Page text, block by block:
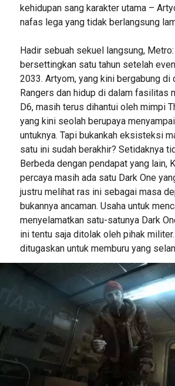
kehidupan sang karakter utama –
nafas lega yang tidak berlangsung
Hadir sebuah sekuel langsung,
bersettingkan satu tahun setelah
2033. Artyom, yang kini bergabung di
Rangers dan hidup di dalam fasilitas
D6, masih terus dihantui oleh mimpi
yang kini seolah berupaya
untuknya. Tapi bukankah eksisteksi
satu ini sudah berakhir? Setidaknya
Berbeda dengan pendapat yang lain,
percaya masih ada satu Dark One
justru melihat ras ini sebagai masa
bukannya ancaman. Usaha untuk
menyelamatkan satu-satunya Dark
ini tentu saja ditolak oleh pihak
ditugaskan untuk memburu yang